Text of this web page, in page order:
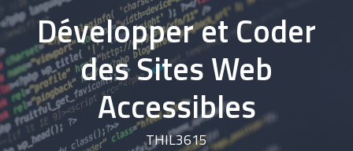
Développer et Coder
des Sites Web
Accessibles
THIL3615